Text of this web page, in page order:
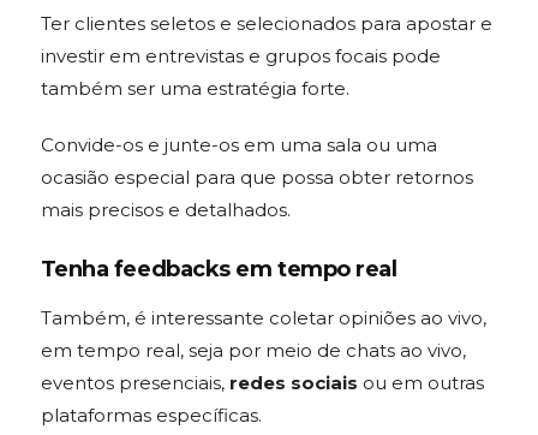
Ter clientes seletos e selecionados para apostar e
investir em entrevistas e grupos focais pode
também ser uma estratégia forte.
Convide-os e junte-os em uma sala ou uma
ocasião especial para que possa obter retornos
mais precisos e detalhados.
Tenha feedbacks em tempo real
Também, é interessante coletar opiniões ao vivo,
em tempo real, seja por meio de chats ao vivo,
eventos presenciais, redes sociais ou em outras
plataformas específicas.